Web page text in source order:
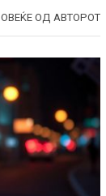
ОД АВТОРОТ